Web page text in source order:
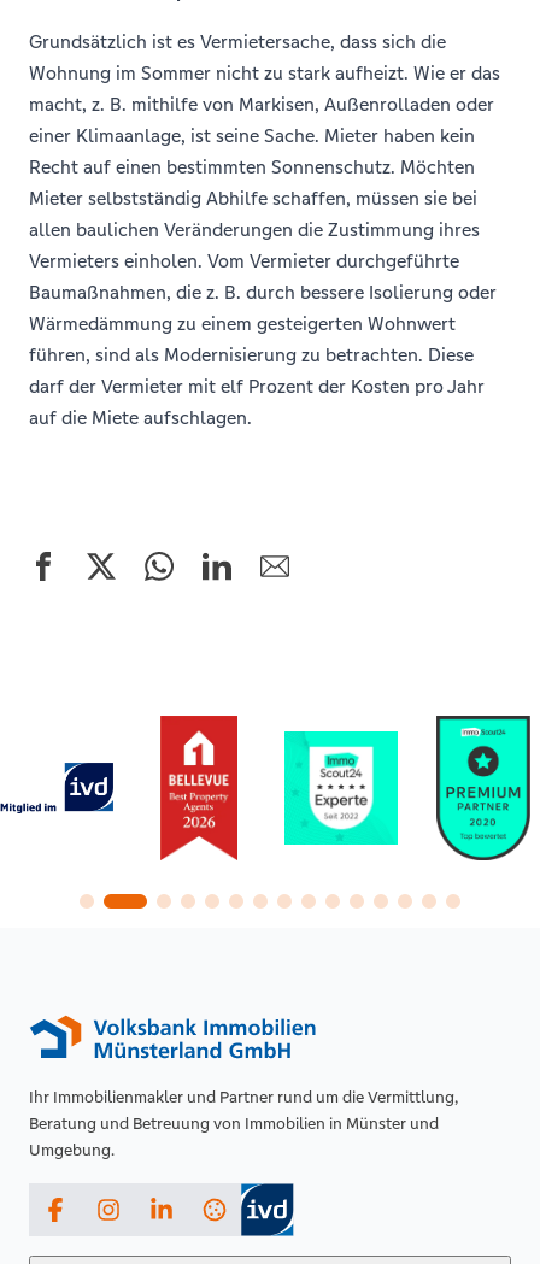
Grundsätzlich ist es Vermietersache, dass sich die
Wohnung im Sommer nicht zu stark aufheizt. Wie er das
macht, z. B. mithilfe von Markisen, Außenrolladen oder
einer Klimaanlage, ist seine Sache. Mieter haben kein
Recht auf einen bestimmten Sonnenschutz. Möchten
Mieter selbstständig Abhilfe schaffen, müssen sie bei
allen baulichen Veränderungen die Zustimmung ihres
Vermieters einholen. Vom Vermieter durchgeführte
Baumaßnahmen, die z. B. durch bessere Isolierung oder
Wärmedämmung zu einem gesteigerten Wohnwert
führen, sind als Modernisierung zu betrachten. Diese
darf der Vermieter mit elf Prozent der Kosten pro Jahr
auf die Miete aufschlagen.
Ihr Immobilienmakler und Partner rund um die Vermittlung,
Beratung und Betreuung von Immobilien in Münster und
Umgebung.
FacebookInstagramLinkedIn